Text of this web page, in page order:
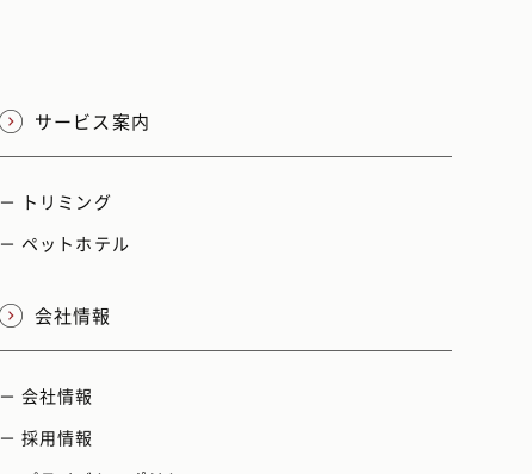
サービス案内
－ トリミング
－ ペットホテル
会社情報
－ 会社情報
－ 採用情報